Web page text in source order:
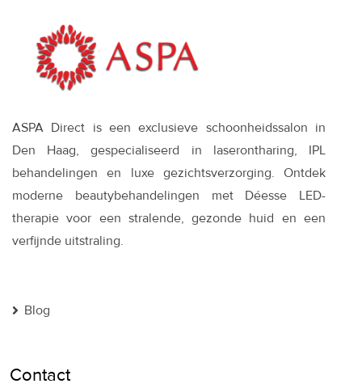
ASPA Direct is een exclusieve schoonheidssalon in
Den Haag, gespecialiseerd in laserontharing, IPL
behandelingen en luxe gezichtsverzorging. Ontdek
moderne beautybehandelingen met Déesse LED-
therapie voor een stralende, gezonde huid en een
verfijnde uitstraling.
Blog
Contact